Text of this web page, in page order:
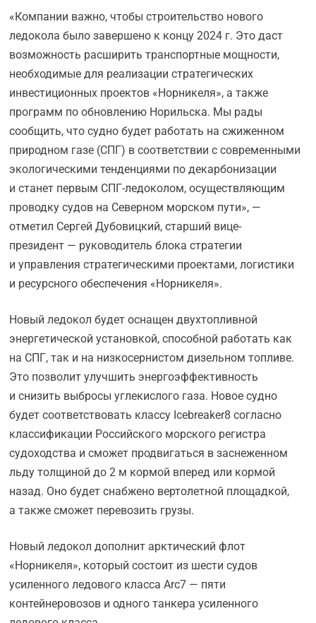
«Компании важно, чтобы строительство нового
ледокола было завершено к концу 2024 г. Это даст
возможность расширить транспортные мощности,
необходимые для реализации стратегических
инвестиционных проектов «Норникеля», а также
программ по обновлению Норильска. Мы рады
сообщить, что судно будет работать на сжиженном
природном газе (СПГ) в соответствии с современными
экологическими тенденциями по декарбонизации
и станет первым СПГ-ледоколом, осуществляющим
проводку судов на Северном морском пути», —
отметил Сергей Дубовицкий, старший вице-
президент — руководитель блока стратегии
и управления стратегическими проектами, логистики
и ресурсного обеспечения «Норникеля».
Новый ледокол будет оснащен двухтопливной
энергетической установкой, способной работать как
на СПГ, так и на низкосернистом дизельном топливе.
Это позволит улучшить энергоэффективность
и снизить выбросы углекислого газа. Новое судно
будет соответствовать классу Icebreaker8 согласно
классификации Российского морского регистра
судоходства и сможет продвигаться в заснеженном
льду толщиной до 2 м кормой вперед или кормой
назад. Оно будет снабжено вертолетной площадкой,
а также сможет перевозить грузы.
Новый ледокол дополнит арктический флот
«Норникеля», который состоит из шести судов
усиленного ледового класса Arc7 — пяти
контейнеровозов и одного танкера усиленного